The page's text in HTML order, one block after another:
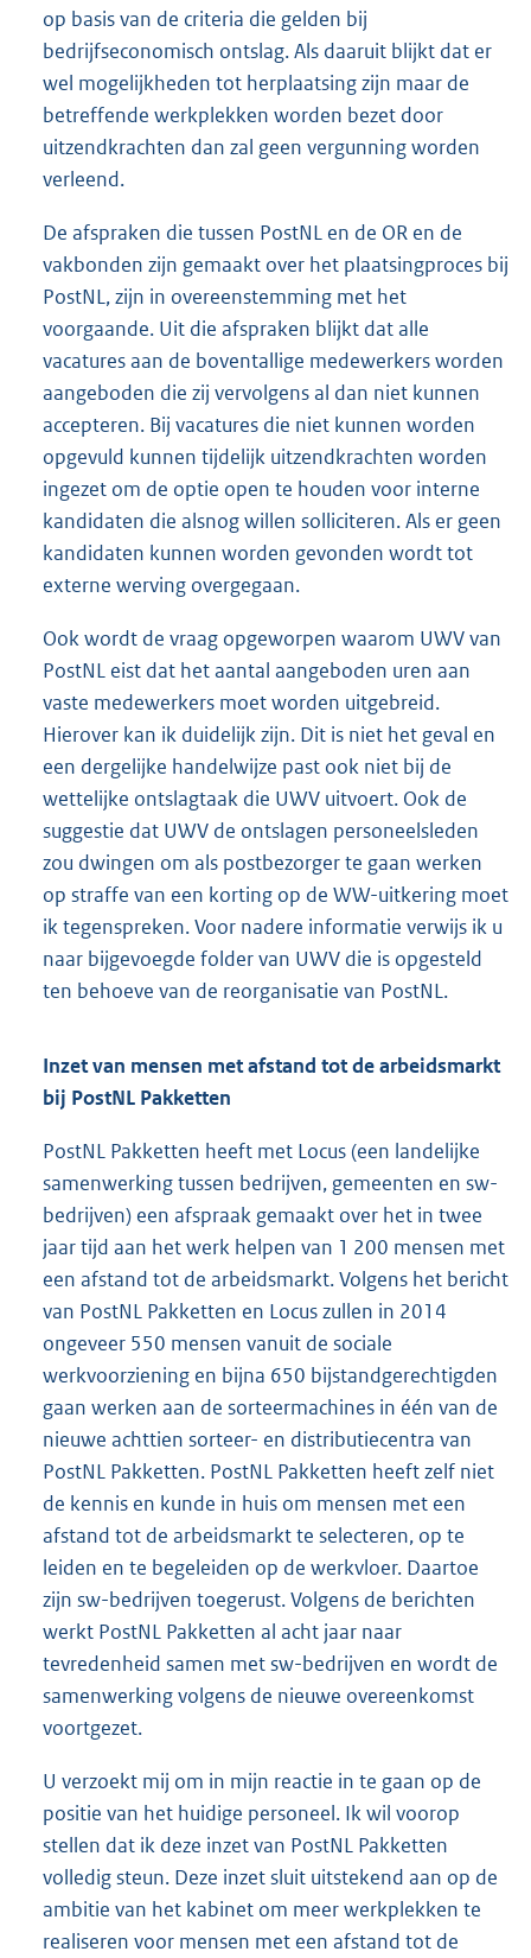
op basis van de criteria die gelden bij
bedrijfseconomisch ontslag. Als daaruit blijkt dat er
wel mogelijkheden tot herplaatsing zijn maar de
betreffende werkplekken worden bezet door
uitzendkrachten dan zal geen vergunning worden
verleend.
De afspraken die tussen PostNL en de OR en de
vakbonden zijn gemaakt over het plaatsingproces bij
PostNL, zijn in overeenstemming met het
voorgaande. Uit die afspraken blijkt dat alle
vacatures aan de boventallige medewerkers worden
aangeboden die zij vervolgens al dan niet kunnen
accepteren. Bij vacatures die niet kunnen worden
opgevuld kunnen tijdelijk uitzendkrachten worden
ingezet om de optie open te houden voor interne
kandidaten die alsnog willen solliciteren. Als er geen
kandidaten kunnen worden gevonden wordt tot
externe werving overgegaan.
Ook wordt de vraag opgeworpen waarom UWV van
PostNL eist dat het aantal aangeboden uren aan
vaste medewerkers moet worden uitgebreid.
Hierover kan ik duidelijk zijn. Dit is niet het geval en
een dergelijke handelwijze past ook niet bij de
wettelijke ontslagtaak die UWV uitvoert. Ook de
suggestie dat UWV de ontslagen personeelsleden
zou dwingen om als postbezorger te gaan werken
op straffe van een korting op de WW-uitkering moet
ik tegenspreken. Voor nadere informatie verwijs ik u
naar bijgevoegde folder van UWV die is opgesteld
ten behoeve van de reorganisatie van PostNL.
Inzet van mensen met afstand tot de arbeidsmarkt
bij PostNL Pakketten
PostNL Pakketten heeft met Locus (een landelijke
samenwerking tussen bedrijven, gemeenten en sw-
bedrijven) een afspraak gemaakt over het in twee
jaar tijd aan het werk helpen van 1 200 mensen met
een afstand tot de arbeidsmarkt. Volgens het bericht
van PostNL Pakketten en Locus zullen in 2014
ongeveer 550 mensen vanuit de sociale
werkvoorziening en bijna 650 bijstandgerechtigden
gaan werken aan de sorteermachines in één van de
nieuwe achttien sorteer- en distributiecentra van
PostNL Pakketten. PostNL Pakketten heeft zelf niet
de kennis en kunde in huis om mensen met een
afstand tot de arbeidsmarkt te selecteren, op te
leiden en te begeleiden op de werkvloer. Daartoe
zijn sw-bedrijven toegerust. Volgens de berichten
werkt PostNL Pakketten al acht jaar naar
tevredenheid samen met sw-bedrijven en wordt de
samenwerking volgens de nieuwe overeenkomst
voortgezet.
U verzoekt mij om in mijn reactie in te gaan op de
positie van het huidige personeel. Ik wil voorop
stellen dat ik deze inzet van PostNL Pakketten
volledig steun. Deze inzet sluit uitstekend aan op de
ambitie van het kabinet om meer werkplekken te
realiseren voor mensen met een afstand tot de